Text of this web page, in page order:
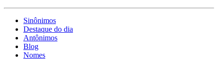
Sinônimos
Destaque do dia
Antônimos
Blog
Nomes